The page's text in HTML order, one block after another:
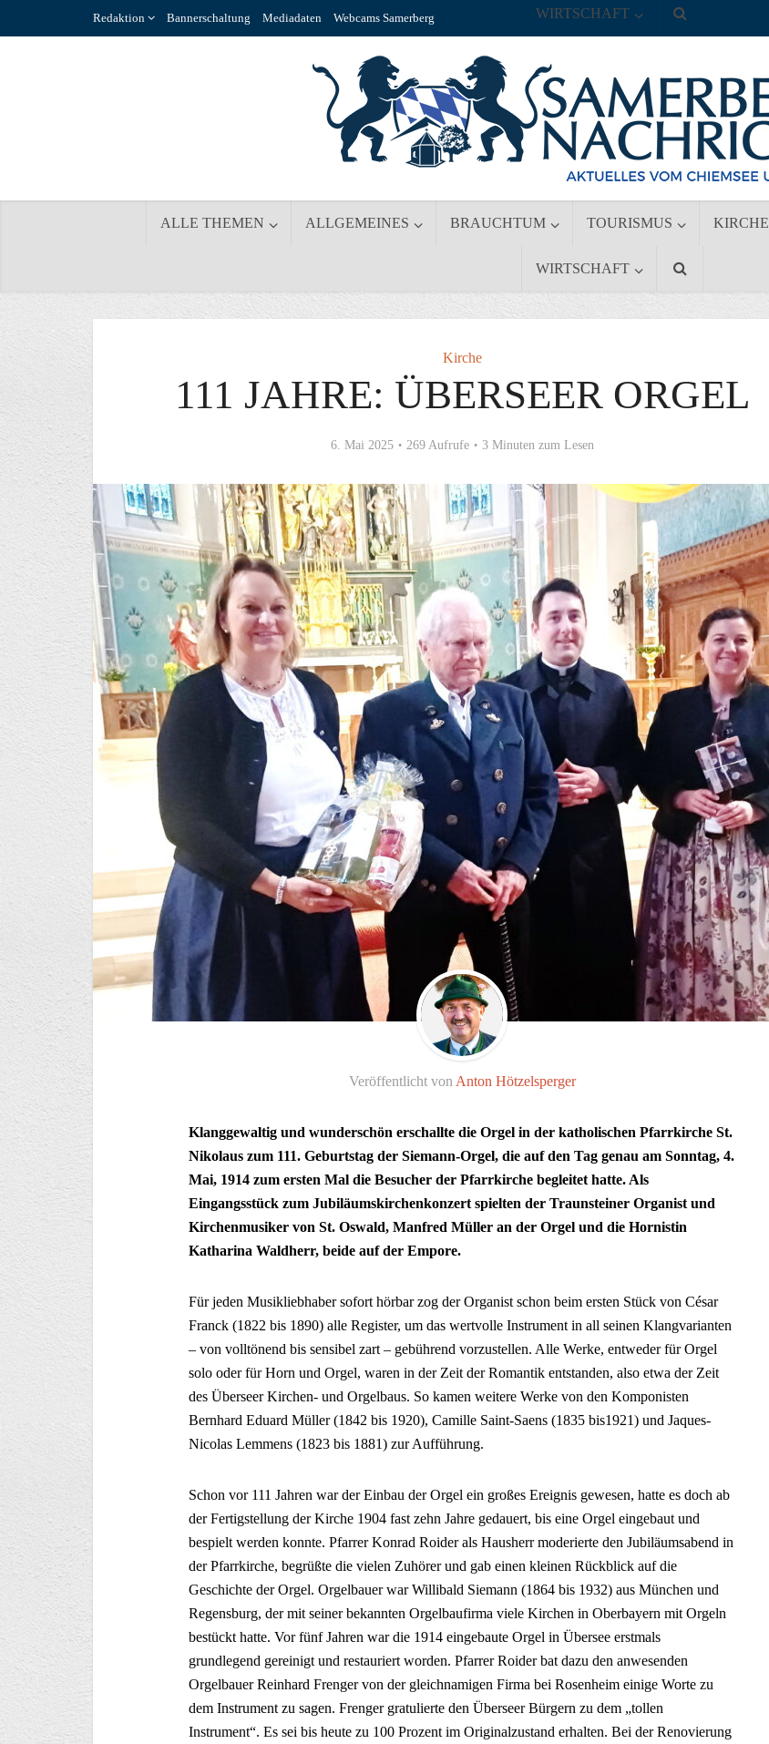
Redaktion Bannerschaltung Mediadaten Webcams Samerberg
ALLE THEMEN ALLGEMEINES BRAUCHTUM TOURISMUS KIRCHE
WIRTSCHAFT
WIRTSCHAFT
Kirche
111 JAHRE: ÜBERSEER ORGEL
6. Mai 2025 269 Aufrufe 3 Minuten zum Lesen
Veröffentlicht von Anton Hötzelsperger
Klanggewaltig und wunderschön erschallte die Orgel in der katholischen Pfarrkirche St.
Nikolaus zum 111. Geburtstag der Siemann-Orgel, die auf den Tag genau am Sonntag, 4.
Mai, 1914 zum ersten Mal die Besucher der Pfarrkirche begleitet hatte. Als
Eingangsstück zum Jubiläumskirchenkonzert spielten der Traunsteiner Organist und
Kirchenmusiker von St. Oswald, Manfred Müller an der Orgel und die Hornistin
Katharina Waldherr, beide auf der Empore.
Für jeden Musikliebhaber sofort hörbar zog der Organist schon beim ersten Stück von César
Franck (1822 bis 1890) alle Register, um das wertvolle Instrument in all seinen Klangvarianten
– von volltönend bis sensibel zart – gebührend vorzustellen. Alle Werke, entweder für Orgel
solo oder für Horn und Orgel, waren in der Zeit der Romantik entstanden, also etwa der Zeit
des Überseer Kirchen- und Orgelbaus. So kamen weitere Werke von den Komponisten
Bernhard Eduard Müller (1842 bis 1920), Camille Saint-Saens (1835 bis1921) und Jaques-
Nicolas Lemmens (1823 bis 1881) zur Aufführung.
Schon vor 111 Jahren war der Einbau der Orgel ein großes Ereignis gewesen, hatte es doch ab
der Fertigstellung der Kirche 1904 fast zehn Jahre gedauert, bis eine Orgel eingebaut und
bespielt werden konnte. Pfarrer Konrad Roider als Hausherr moderierte den Jubiläumsabend in
der Pfarrkirche, begrüßte die vielen Zuhörer und gab einen kleinen Rückblick auf die
Geschichte der Orgel. Orgelbauer war Willibald Siemann (1864 bis 1932) aus München und
Regensburg, der mit seiner bekannten Orgelbaufirma viele Kirchen in Oberbayern mit Orgeln
bestückt hatte. Vor fünf Jahren war die 1914 eingebaute Orgel in Übersee erstmals
grundlegend gereinigt und restauriert worden. Pfarrer Roider bat dazu den anwesenden
Orgelbauer Reinhard Frenger von der gleichnamigen Firma bei Rosenheim einige Worte zu
dem Instrument zu sagen. Frenger gratulierte den Überseer Bürgern zu dem „tollen
Instrument“. Es sei bis heute zu 100 Prozent im Originalzustand erhalten. Bei der Renovierung